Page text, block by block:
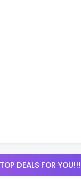
TOP DEALS FOR YOU!!!